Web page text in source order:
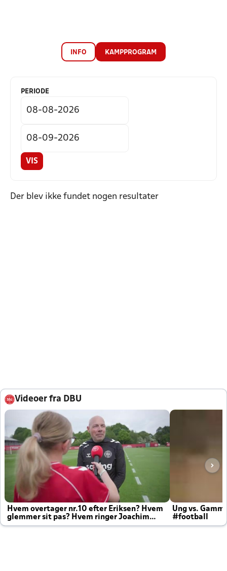
INFO KAMPPROGRAM
PERIODE
VIS
Der blev ikke fundet nogen resultater
Videoer fra DBU
Hvem overtager nr.10 efter Eriksen? Hvem
glemmer sit pas? Hvem ringer Joachim
altid til efter kampe?
Ung vs.
#football